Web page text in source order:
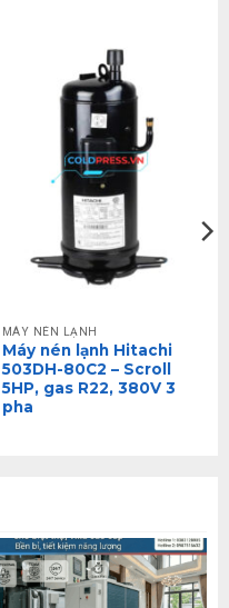
MÁY NÉN LẠNH
Máy nén lạnh Hitachi
503DH-80C2 – Scroll
5HP, gas R22, 380V 3
pha